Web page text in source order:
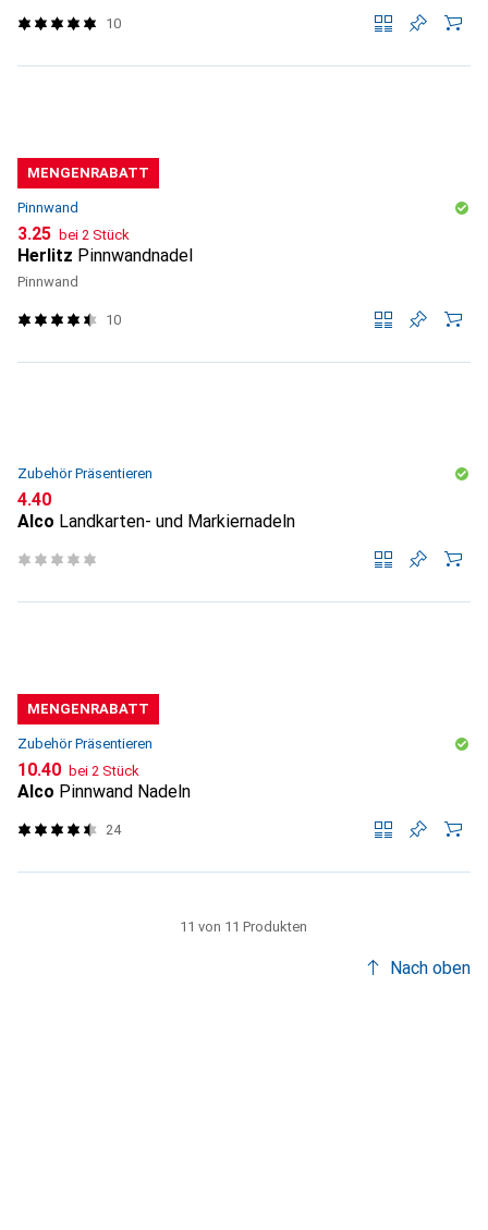
10
MENGENRABATT
Pinnwand
CHF
3.25 bei 2 Stück
Herlitz Pinnwandnadel
Pinnwand
10
Zubehör Präsentieren
CHF
4.40
Alco Landkarten- und Markiernadeln
MENGENRABATT
Zubehör Präsentieren
CHF
10.40 bei 2 Stück
Alco Pinnwand Nadeln
24
11 von 11 Produkten
Nach oben